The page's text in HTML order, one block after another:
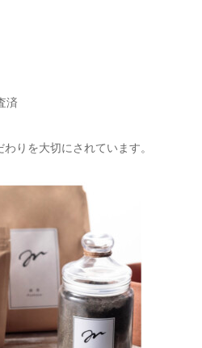
済
りを大切にされています。